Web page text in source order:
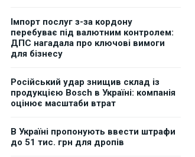
Імпорт послуг з-за кордону
перебуває під валютним контролем:
ДПС нагадала про ключові вимоги
для бізнесу
Російський удар знищив склад із
продукцією Bosch в Україні: компанія
оцінює масштаби втрат
В Україні пропонують ввести штрафи
до 51 тис. грн для дропів